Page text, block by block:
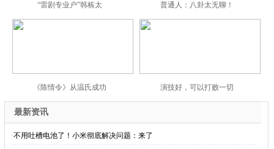
“雷剧专业户”韩栋太 普通人：八卦太无聊！
《陈情令》从温氏成功 演技好，可以打败一切
最新资讯
·不用吐槽电池了！小米彻底解决问题：来了